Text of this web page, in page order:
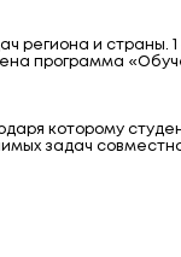
региона и страны. 1
программа
которому
задач